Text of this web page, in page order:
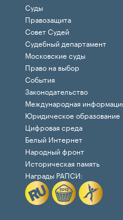
Суды
Правозащита
Совет Судей
Судебный департамент
Московские суды
Право на выбор
События
Законодательство
Международная
Юридическое образование
Цифровая среда
Белый Интернет
Народный фронт
Историческая память
Награды РАПСИ: